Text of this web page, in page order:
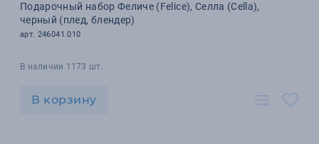
Подарочный набор Феличе (Felice), Селла (Cella),
черный (плед, блендер)
арт. 246041.010
В наличии 1173 шт.
В корзину